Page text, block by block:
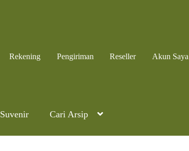
Rekening Pengiriman Reseller Akun Saya
Suvenir Cari Arsip